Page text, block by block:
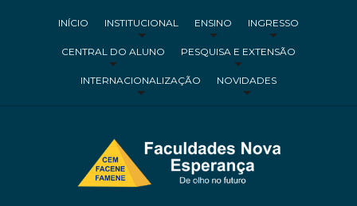
INÍCIO INSTITUCIONAL ENSINO INGRESSO
CENTRAL DO ALUNO PESQUISA E EXTENSÃO
INTERNACIONALIZAÇÃO NOVIDADES